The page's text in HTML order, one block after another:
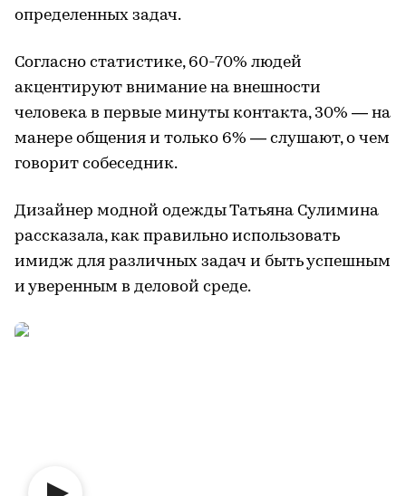
определенных задач.
Согласно статистике, 60-70% людей
акцентируют внимание на внешности
человека в первые минуты контакта, 30% — на
манере общения и только 6% — слушают, о чем
говорит собеседник.
Дизайнер модной одежды Татьяна Сулимина
рассказала, как правильно использовать
имидж для различных задач и быть успешным
и уверенным в деловой среде.